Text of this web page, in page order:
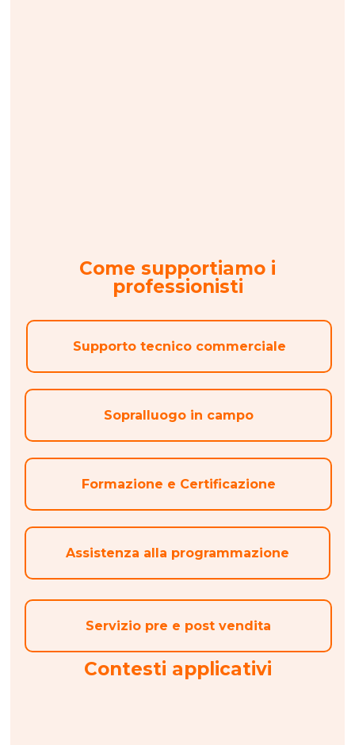
Come supportiamo i
professionisti
Supporto tecnico commerciale
Sopralluogo in campo
Formazione e Certificazione
Assistenza alla programmazione
Servizio pre e post vendita
Contesti applicativi